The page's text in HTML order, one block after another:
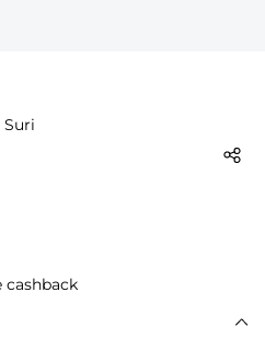
Suri
cashback